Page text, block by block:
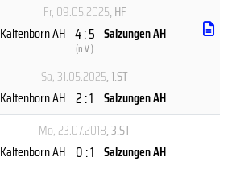
Fr, 09.05.2025, HF
Kaltenborn AH 4 : 5
(n.V.)
Salzungen AH
Sa, 31.05.2025, 1.ST
Kaltenborn AH 2 : 1 Salzungen AH
Mo, 23.07.2018, 3.ST
Kaltenborn AH 0 : 1 Salzungen AH